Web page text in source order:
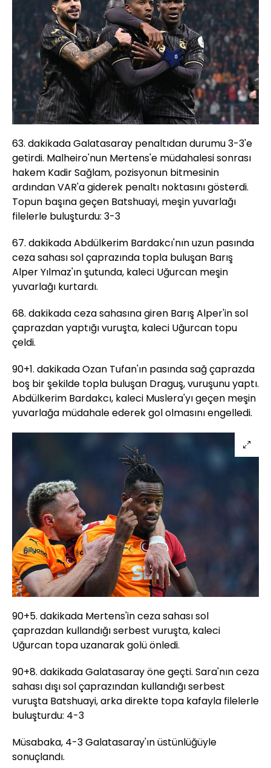
63. dakikada Galatasaray penaltıdan durumu 3-3'e
getirdi. Malheiro'nun Mertens'e müdahalesi sonrası
hakem Kadir Sağlam, pozisyonun bitmesinin
ardından VAR'a giderek penaltı noktasını gösterdi.
Topun başına geçen Batshuayi, meşin yuvarlağı
filelerle buluşturdu: 3-3
67. dakikada Abdülkerim Bardakcı'nın uzun pasında
ceza sahası sol çaprazında topla buluşan Barış
Alper Yılmaz'ın şutunda, kaleci Uğurcan meşin
yuvarlağı kurtardı.
68. dakikada ceza sahasına giren Barış Alper'in sol
çaprazdan yaptığı vuruşta, kaleci Uğurcan topu
çeldi.
90+1. dakikada Ozan Tufan'ın pasında sağ çaprazda
boş bir şekilde topla buluşan Draguş, vuruşunu yaptı.
Abdülkerim Bardakcı, kaleci Muslera'yı geçen meşin
yuvarlağa müdahale ederek gol olmasını engelledi.
90+5. dakikada Mertens'in ceza sahası sol
çaprazdan kullandığı serbest vuruşta, kaleci
Uğurcan topa uzanarak golü önledi.
90+8. dakikada Galatasaray öne geçti. Sara'nın ceza
sahası dışı sol çaprazından kullandığı serbest
vuruşta Batshuayi, arka direkte topa kafayla filelerle
buluşturdu: 4-3
Müsabaka, 4-3 Galatasaray'ın üstünlüğüyle
sonuçlandı.